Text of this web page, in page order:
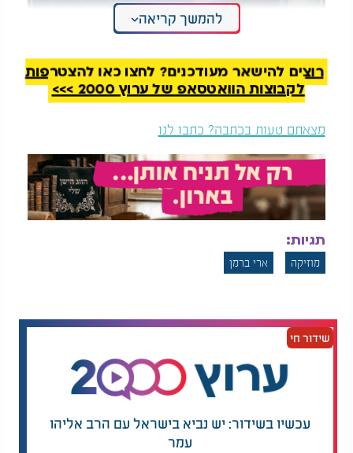
ארי ברמן - "לבדי"
להמשך קריאה
רוצים להישאר מעודכנים? לחצו כאן להצטרפות
לקבוצות הוואטסאפ של ערוץ 2000 >>>
מצאתם טעות בכתבה? כתבו לנו
תגיות:
מוזיקה ארי ברמן
שידור חי
עכשיו בשידור: יש נביא בישראל עם הרב אליהו
עמר